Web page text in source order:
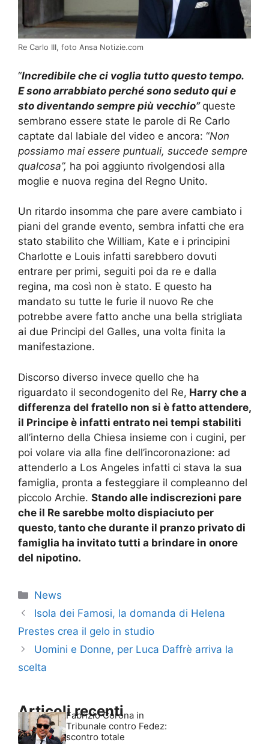
Re Carlo III, foto Ansa Notizie.com
“Incredibile che ci voglia tutto questo tempo.
E sono arrabbiato perché sono seduto qui e
sto diventando sempre più vecchio” queste
sembrano essere state le parole di Re Carlo
captate dal labiale del video e ancora: “Non
possiamo mai essere puntuali, succede sempre
qualcosa”, ha poi aggiunto rivolgendosi alla
moglie e nuova regina del Regno Unito.
Un ritardo insomma che pare avere cambiato i
piani del grande evento, sembra infatti che era
stato stabilito che William, Kate e i principini
Charlotte e Louis infatti sarebbero dovuti
entrare per primi, seguiti poi da re e dalla
regina, ma così non è stato. E questo ha
mandato su tutte le furie il nuovo Re che
potrebbe avere fatto anche una bella strigliata
ai due Principi del Galles, una volta finita la
manifestazione.
Discorso diverso invece quello che ha
riguardato il secondogenito del Re, Harry che a
differenza del fratello non si è fatto attendere,
il Principe è infatti entrato nei tempi stabiliti
all’interno della Chiesa insieme con i cugini, per
poi volare via alla fine dell’incoronazione: ad
attenderlo a Los Angeles infatti ci stava la sua
famiglia, pronta a festeggiare il compleanno del
piccolo Archie. Stando alle indiscrezioni pare
che il Re sarebbe molto dispiaciuto per
questo, tanto che durante il pranzo privato di
famiglia ha invitato tutti a brindare in onore
del nipotino.
Categorie
News
Isola dei Famosi, la domanda di Helena
Prestes crea il gelo in studio
Uomini e Donne, per Luca Daffrè arriva la
scelta
Articoli recenti
Fabrizio Corona in
Tribunale contro Fedez:
scontro totale